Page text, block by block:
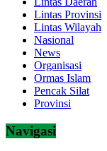
Lintas Provinsi
Lintas Wilayah
Nasional
News
Organisasi
Ormas Islam
Pencak Silat
Provinsi
Navigasi